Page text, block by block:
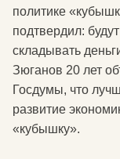
политике
подтвердил:
складывать
Зюганов 20 лет
Госдумы, что
развитие
«кубышку».